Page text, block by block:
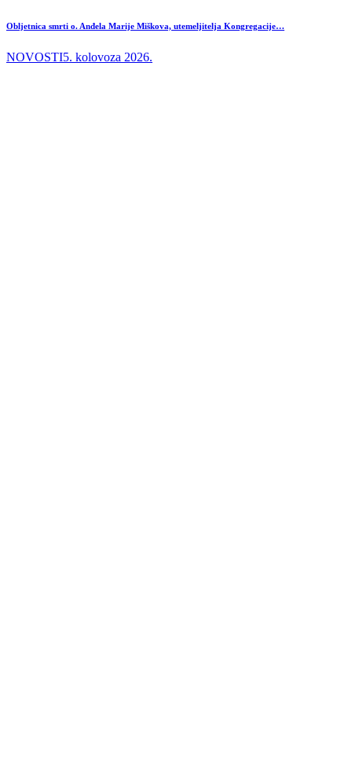
Obljetnica smrti o. Anđela Marije Miškova, utemeljitelja Kongregacije…
NOVOSTI5. kolovoza 2026.